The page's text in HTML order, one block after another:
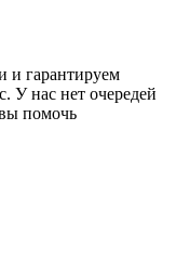
и гарантируем
У нас нет очередей
помочь